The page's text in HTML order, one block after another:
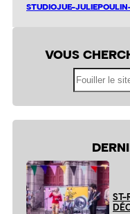
STUDIOJUE-
VOUS
ST-